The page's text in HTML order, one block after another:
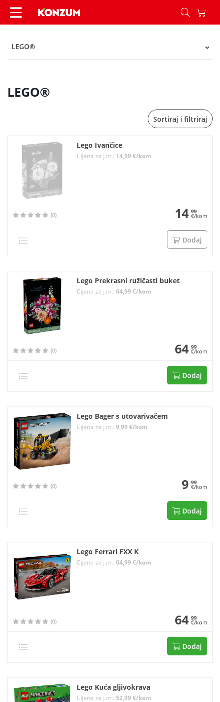
LEGO® - Kategorije - Konzum
LEGO®
LEGO®
Sortiraj i filtriraj
Lego Ivančice
Cijena za j.m.: 14,99 €/kom
(0) 14 99
€/kom
Dodaj
Lego Prekrasni ružičasti buket
Cijena za j.m.: 64,99 €/kom
(0) 64 99
€/kom
Dodaj
Lego Bager s utovarivačem
Cijena za j.m.: 9,99 €/kom
(0) 9 99
€/kom
Dodaj
Lego Ferrari FXX K
Cijena za j.m.: 64,99 €/kom
(0) 64 99
€/kom
Dodaj
Lego Kuća gljivokrava
Cijena za j.m.: 52,99 €/kom